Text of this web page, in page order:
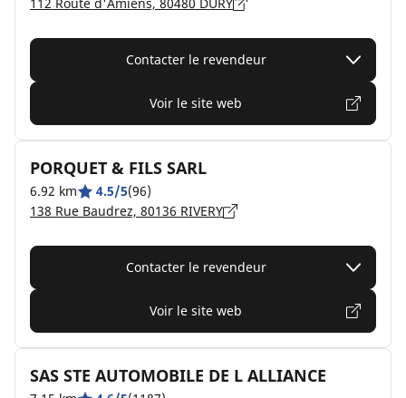
Contacter le revendeur
Voir le site web
PORQUET & FILS SARL
6.92 km 4.5/5(96)
138 Rue Baudrez, 80136 RIVERY
Contacter le revendeur
Voir le site web
SAS STE AUTOMOBILE DE L ALLIANCE